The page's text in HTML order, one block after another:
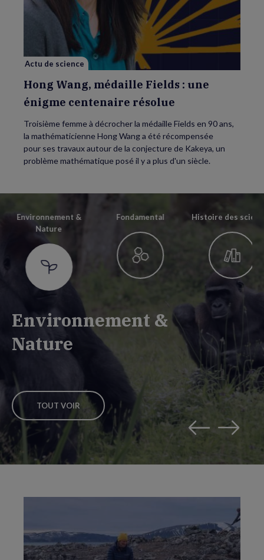
Wang,
médaille
Fields
une
énigme
centenaire
résolue
Actu de science
Hong Wang, médaille Fields : une
énigme centenaire résolue
Troisième femme à décrocher la médaille Fields en 90 ans,
la mathématicienne Hong Wang a été récompensée
pour ses travaux autour de la conjecture de Kakeya, un
problème mathématique posé il y a plus d'un siècle.
Environnement &
Nature
TOUT VOIR
Environnement &
Nature
Fondamental Histoire des